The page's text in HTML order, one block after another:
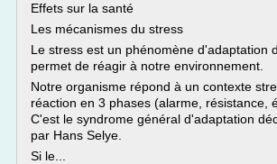
Effets sur la santé
Les mécanismes du stress
Le stress est un phénomène d'adaptation
permet de réagir à notre environnement.
Notre organisme répond à un contexte
réaction en 3 phases (alarme, résistance,
C'est le syndrome général d'adaptation
par Hans Selye.
Si le...